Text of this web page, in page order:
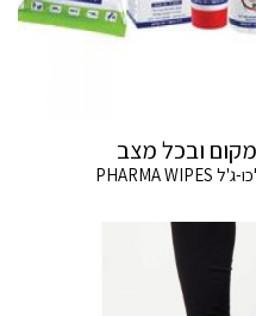
ובכל מצב